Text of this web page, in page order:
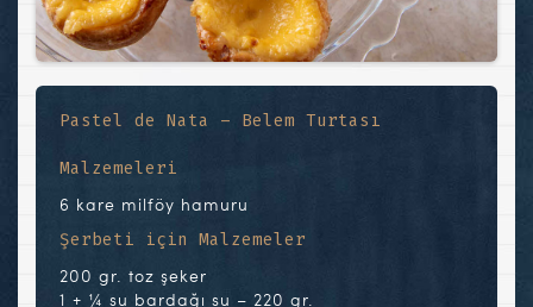
Pastel de Nata – Belem Turtası
Malzemeleri
6 kare milföy hamuru
Şerbeti için Malzemeler
200 gr. toz şeker
1 + ¼ su bardağı su – 220 gr.